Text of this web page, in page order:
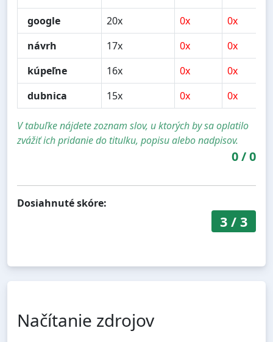
google
20x 0x
0x
návrh
17x 0x
0x
kúpeľne
16x 0x
0x
dubnica
15x 0x 0x
V tabuľke nájdete zoznam slov, u ktorých by sa oplatilo
zvážiť ich pridanie do titulku, popisu alebo nadpisov.
0/0
Dosiahnuté skóre:
3/ 3
Načítanie zdrojov